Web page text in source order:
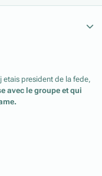
etais president de la fede,
avec le groupe et qui